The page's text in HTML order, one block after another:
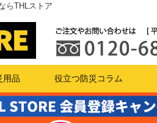
らTHLストア
用品 役立つ防災コラム